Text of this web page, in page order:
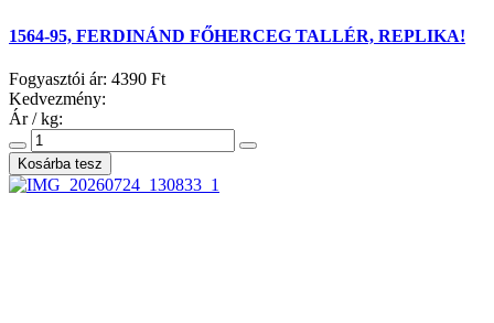
1564-95, FERDINÁND FŐHERCEG TALLÉR, REPLIKA!
Fogyasztói ár: 4390 Ft
Kedvezmény:
Ár / kg: